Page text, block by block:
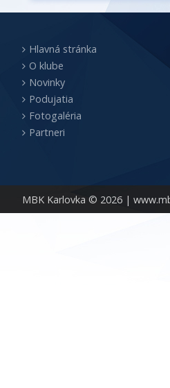
MBK Karlovka © 2026 |
Hlavná stránka
O klube
Novinky
Podujatia
Fotogaléria
Partneri